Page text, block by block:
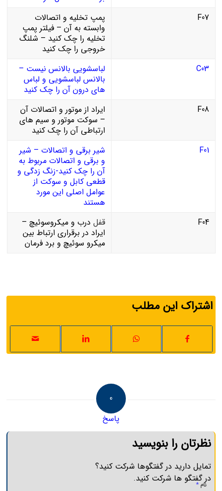
F07
پمپ تخلیه و اتصالات
وابسته به آن – فیلتر پمپ
تخلیه را چک کنید – شلنگ
خروجی را چک کنید
C03
لباسشویی بالانس نیست –
بالانس لباسشویی و لباس
های درون آن را چک کنید
F08
ایراد از موتور و اتصالات آن
– سوکت موتور و سیم های
ارتباطی آن را چک کنید
F01
شیر برقی و اتصالات – شیر
و برقی و اتصالات مربوط به
آن را چک کنید-زنگ زدگی و
قطعی کابل و سوکت از
عوامل اصلی این مورد
هستند
F04
قفل درب و میکروسوئیچ –
ایراد در برقراری ارتباط بین
میکرو سوئیچ و برد فرمان
اشتراک این مطلب
0
پاسخ
نظرتان را بنویسید
تمایل دارید در گفتگوها شرکت کنید؟
در گفتگو ها شرکت کنید.
نام*